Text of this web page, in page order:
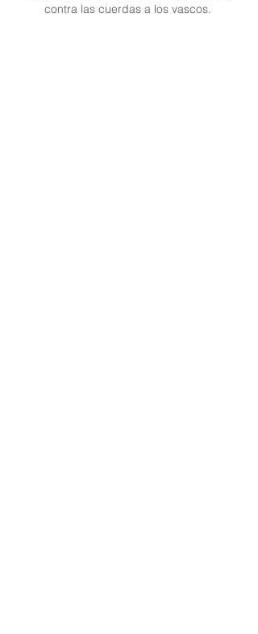
contra las cuerdas a los vascos.